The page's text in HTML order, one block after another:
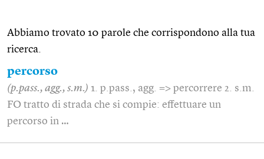
Abbiamo trovato 10 parole che corrispondono alla tua
ricerca.
percorso
(p.pass., agg., s.m.) 1. p.pass., agg. => percorrere 2. s.m.
FO tratto di strada che si compie: effettuare un
percorso in …